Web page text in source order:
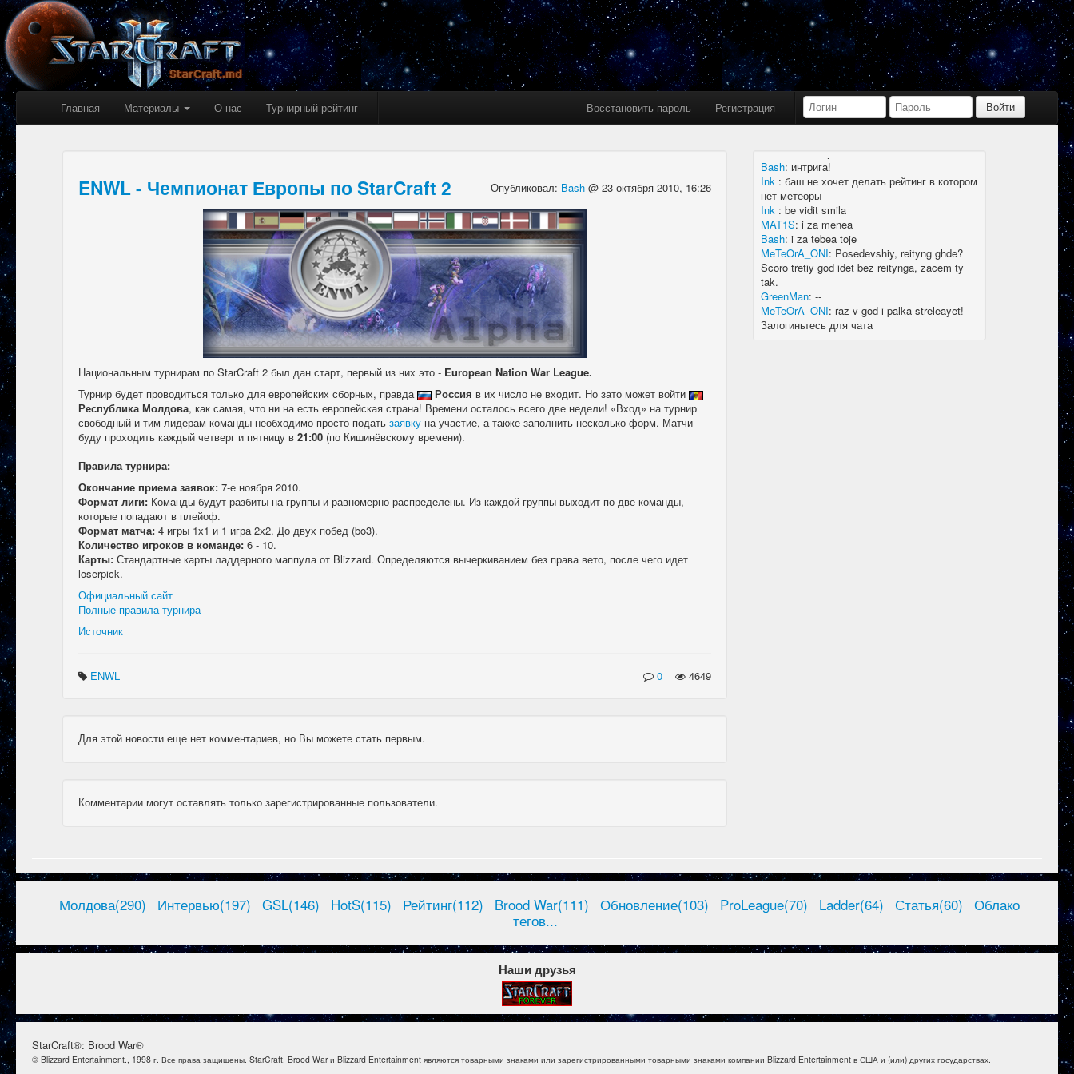
Главная Материалы О нас Турнирный рейтинг Восстановить пароль Регистрация
ENWL - Чемпионат Европы по StarCraft 2 Опубликовал: Bash @ 23 октября 2010, 16:26
Национальным турнирам по StarCraft 2 был дан старт, первый из них это - European Nation War League.
Турнир будет проводиться только для европейских сборных, правда
Россия в их число не входит. Но зато может войти
Республика Молдова, как самая, что ни на есть европейская страна! Времени осталось всего две недели! «Вход» на турнир
свободный и тим-лидерам команды необходимо просто подать заявкуна участие, а также заполнить несколько форм. Матчи
буду проходить каждый четверг и пятницу в 21:00(по Кишинёвскому времени).
Правила турнира:
Окончание приема заявок:7-е ноября 2010.
Формат лиги:Команды будут разбиты на группы и равномерно распределены. Из каждой группы выходит по две команды,
которые попадают в плейоф.
Формат матча:4 игры 1х1 и 1 игра 2х2. До двух побед (bo3).
Количество игроков в команде:6 - 10.
Карты: Стандартные карты ладдерного маппула от Blizzard. Определяются вычеркиванием без права вето, после чего идет
loserpick.
Официальный сайт
Полные правила турнира
Источник
ENWL 0 4649
Для этой новости еще нет комментариев, но Вы можете стать первым.
Комментарии могут оставлять только зарегистрированные пользователи.
Bash : limboid, заходил бы в Дискорд не
пропустил бы.
Ink
limboid, сейчас как бы всё сообщество
в дискорде, там всегда инфа самая
актуальная
k7.Gladiator : yoyo
Ink:yoyo
MAT1S
гладиатор = бв нагибатор?
Ink:на 20 лей игратор
Bash: интрига!
Ink :баш не хочет делать рейтинг в котором
нет метеоры
Ink :be vidit smila
MAT1S:i za menea
Bash:i za tebea toje
MeTeOrA_ONI: Posedevshiy, reityng ghde?
Scoro tretiy god idet bez reitynga, zacem ty
tak.
GreenMan:--
MeTeOrA_ONI: raz v god i palka streleayet!
Залогиньтесь для чата
Молдова(290) Интервью(197) GSL(146) HotS(115) Рейтинг(112) Brood War(111) Обновление(103) ProLeague(70) Ladder(64) Статья(60)
Облако
тегов...
Наши друзья
StarCraft®: Brood War®
© Blizzard Entertainment., 1998 г. Все права защищены. StarCraft, Brood War и Blizzard Entertainment являются товарными знаками или зарегистрированными товарными знаками компании Blizzard Entertainment в США и (или) других государствах.